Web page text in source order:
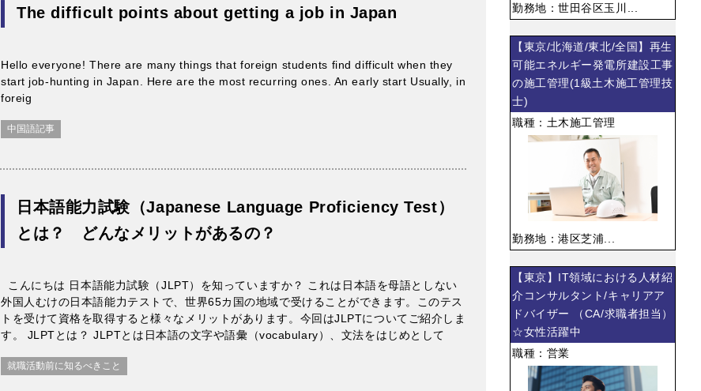
The difficult points about getting a job in Japan
Hello everyone! There are many things that foreign students find difficult when they
start job-hunting in Japan. Here are the most recurring ones. An early start Usually, in
foreig
中国語記事
日本語能力試験（Japanese Language Proficiency Test）
とは？ どんなメリットがあるの？
こんにちは 日本語能力試験（JLPT）を知っていますか？ これは日本語を母語としない
外国人むけの日本語能力テストで、世界65カ国の地域で受けることができます。このテス
トを受けて資格を取得すると様々なメリットがあります。今回はJLPTについてご紹介しま
す。 JLPTとは？ JLPTとは日本語の文字や語彙（vocabulary）、文法をはじめとして
就職活動前に知るべきこと
勤務地：世田谷区玉川...
【東京/北海道/東北/全国】再生
可能エネルギー発電所建設工事
の施工管理(1級土木施工管理技
士)
職種：土木施工管理
勤務地：港区芝浦...
【東京】IT領域における人材紹
介コンサルタント/キャリアア
ドバイザー （CA/求職者担当）
☆女性活躍中
職種：営業